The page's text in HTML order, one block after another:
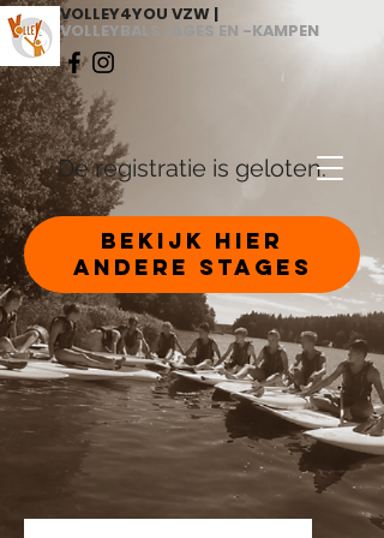
VOLLEY4YOU VZW |
VOLLEYBALSTAGES EN -KAMPEN
De registratie is geloten.
Bekijk hier
andere stages